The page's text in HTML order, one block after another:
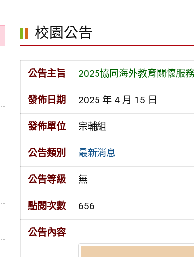
校園公告
公告主旨 2025協同海外教育關懷服
發佈日期 2025 年 4 月 15 日
發佈單位 宗輔組
公告類別 最新消息
公告等級 無
點閱次數 656
公告內容